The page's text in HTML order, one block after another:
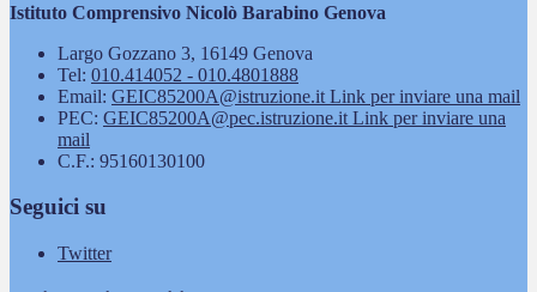
Istituto Comprensivo Nicolò Barabino Genova
Largo Gozzano 3, 16149 Genova
Tel: 010.414052 - 010.4801888
Email: GEIC85200A@istruzione.it Link per inviare una mail
PEC: GEIC85200A@pec.istruzione.it Link per inviare una
mail
C.F.: 95160130100
Seguici su
Twitter